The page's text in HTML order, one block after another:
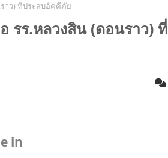
าว) ที่ประสบอัคคีภัย
รร.หลวงสิน (ดอนราว) ที่
in